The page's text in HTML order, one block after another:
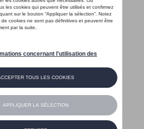
Youtube
Instagram
présent site sont des prix recommandés
frais de montage. Pour connaitre le prix